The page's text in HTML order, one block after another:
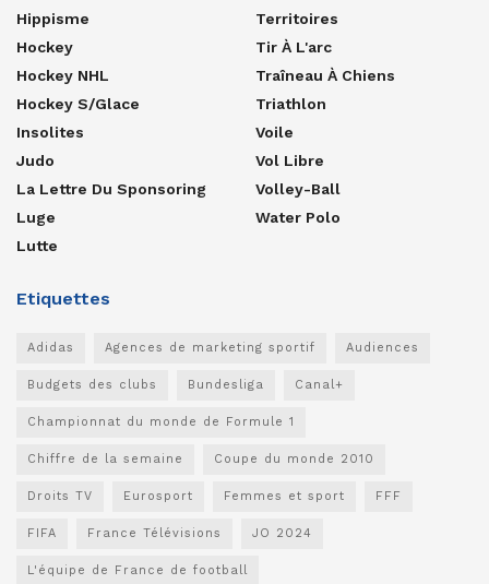
Hippisme
Hockey
Hockey NHL
Hockey S/glace
Insolites
Judo
La Lettre Du Sponsoring
Luge
Lutte
Territoires
Tir À L'arc
Traîneau À Chiens
Triathlon
Voile
Vol Libre
Volley-Ball
Water Polo
Etiquettes
Adidas Agences de marketing sportif Audiences
Budgets des clubs Bundesliga Canal+
Championnat du monde de Formule 1
Chiffre de la semaine Coupe du monde 2010
Droits TV Eurosport Femmes et sport FFF
FIFA France Télévisions JO 2024
L'équipe de France de football